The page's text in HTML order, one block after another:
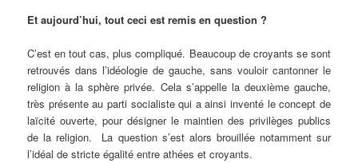
Et aujourd’hui, tout ceci est remis en question ?
C’est en tout cas, plus compliqué. Beaucoup de croyants se sont
retrouvés dans l’idéologie de gauche, sans vouloir cantonner le
religion à la sphère privée. Cela s’appelle la deuxième gauche,
très présente au parti socialiste qui a ainsi inventé le concept de
laïcité ouverte, pour désigner le maintien des privilèges publics
de la religion. La question s’est alors brouillée notamment sur
l’idéal de stricte égalité entre athées et croyants.